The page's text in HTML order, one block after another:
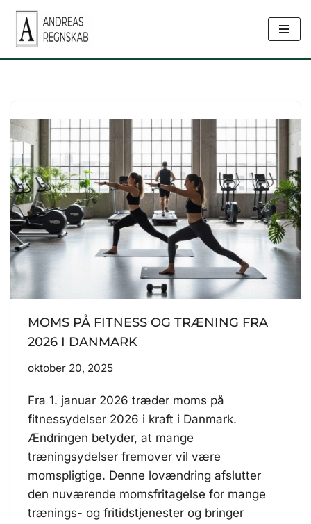
Spring
til
MOMS PÅ FITNESS OG TRÆNING FRA
2026 I DANMARK
oktober 20, 2025
Fra 1. januar 2026 træder moms på
fitnessydelser 2026 i kraft i Danmark.
Ændringen betyder, at mange
træningsydelser fremover vil være
momspligtige. Denne lovændring afslutter
den nuværende momsfritagelse for mange
trænings- og fritidstjenester og bringer